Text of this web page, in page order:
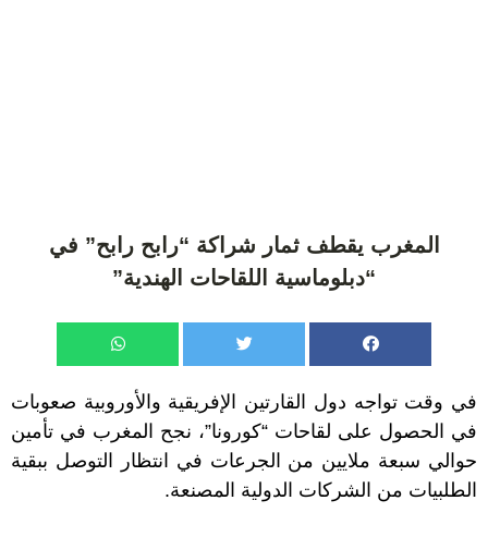
المغرب يقطف ثمار شراكة “رابح رابح” في
“دبلوماسية اللقاحات الهندية”
في وقت تواجه دول القارتين الإفريقية والأوروبية صعوبات
في الحصول على لقاحات “كورونا”، نجح المغرب في تأمين
حوالي سبعة ملايين من الجرعات في انتظار التوصل ببقية
الطلبيات من الشركات الدولية المصنعة.